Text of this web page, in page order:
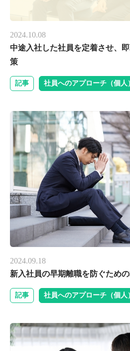
2024.10.08
中途入社した社員を定着させ、
策
記事 社員へのアプローチ（個人
2024.09.18
新入社員の早期離職を防ぐため
記事 社員へのアプローチ（個人